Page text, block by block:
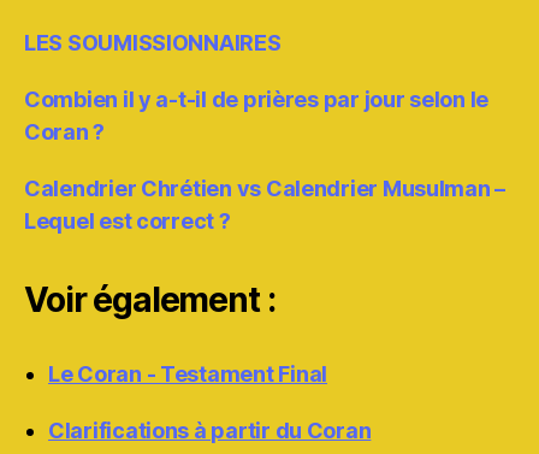
LES SOUMISSIONNAIRES
Combien il y a-t-il de prières par jour selon le
Coran ?
Calendrier Chrétien vs Calendrier Musulman –
Lequel est correct ?
Voir également :
Le Coran - Testament Final
Clarifications à partir du Coran